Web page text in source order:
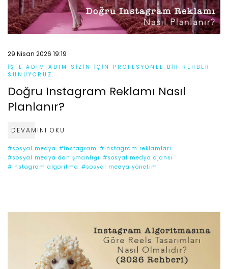
29 Nisan 2026 19:19
İŞTE ADIM ADIM SIZIN IÇIN PROFESYONEL BIR REHBER
SUNUYORUZ.
Doğru Instagram Reklamı Nasıl
Planlanır?
DEVAMINI OKU
#sosyal medya #instagram #instagram reklamları
#sosyal medya danışmanlığı #sosyal medya ajansı
#Instagram algoritma #sosyal medya yönetimi